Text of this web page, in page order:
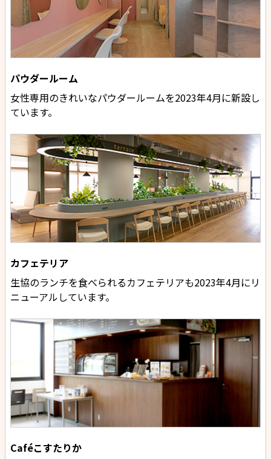
パウダールーム
女性専用のきれいなパウダールームを2023年4月に新設し
ています。
カフェテリア
生協のランチを食べられるカフェテリアも2023年4月にリ
ニューアルしています。
Caféこすたりか